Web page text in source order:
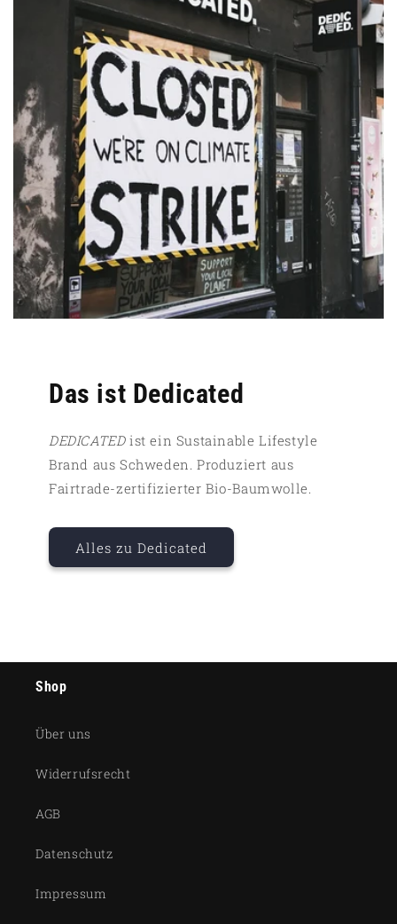
Das ist Dedicated
DEDICATED ist ein Sustainable Lifestyle
Brand aus Schweden. Produziert aus
Fairtrade-zertifizierter Bio-Baumwolle.
Alles zu Dedicated
Shop
Über uns
Widerrufsrecht
AGB
Datenschutz
Impressum